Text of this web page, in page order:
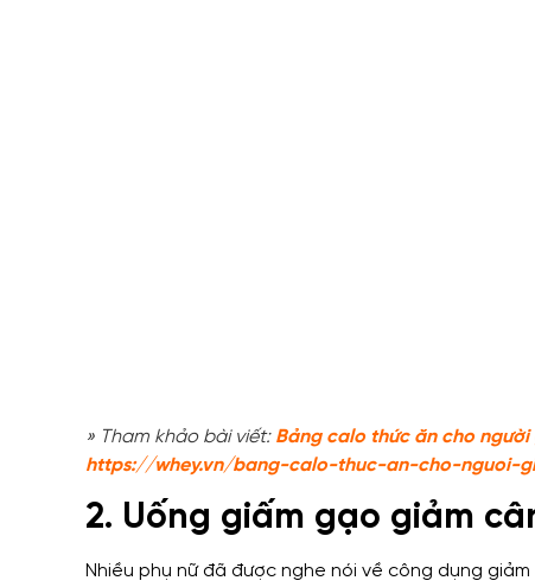
» Tham khảo bài viết: Bảng calo thức ăn cho người
https://whey.vn/bang-calo-thuc-an-cho-nguoi-
2. Uống giấm gạo giảm
Nhiều phụ nữ đã được nghe nói về công dụng